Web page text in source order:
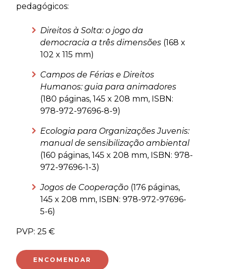
pedagógicos:
Direitos à Solta: o jogo da
democracia a três dimensões (168 x
102 x 115 mm)
Campos de Férias e Direitos
Humanos: guia para animadores
(180 páginas, 145 x 208 mm, ISBN:
978-972-97696-8-9)
Ecologia para Organizações Juvenis:
manual de sensibilização ambiental
(160 páginas, 145 x 208 mm, ISBN: 978-
972-97696-1-3)
Jogos de Cooperação (176 páginas,
145 x 208 mm, ISBN: 978-972-97696-
5-6)
PVP: 25 €
ENCOMENDAR